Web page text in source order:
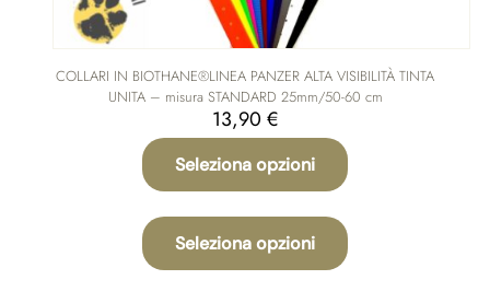
COLLARI IN BIOTHANE®LINEA PANZER ALTA VISIBILITÀ TINTA
UNITA – misura STANDARD 25mm/50-60 cm
13,90 €
Seleziona opzioni
Seleziona opzioni
prodotto
ha